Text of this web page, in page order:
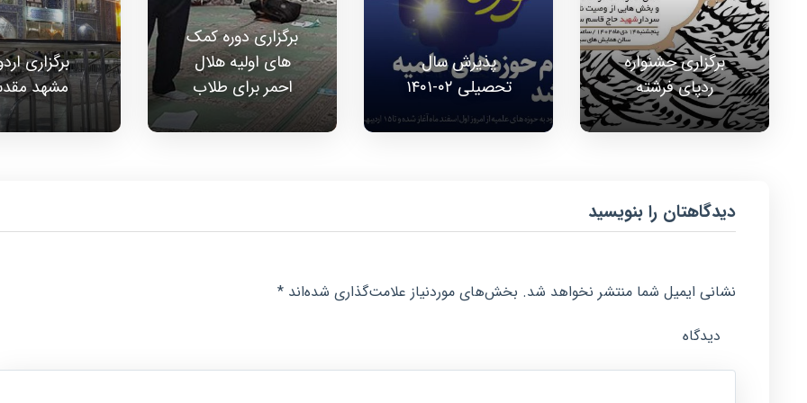
برگزاری جشنواره
ردپای فرشته
پذیرش سال
تحصیلی ۰۲-۱۴۰۱
برگزاری دوره کمک
های اولیه هلال
احمر برای طلاب
برگزاری
مشهد
دیدگاهتان را بنویسید
نشانی ایمیل شما منتشر نخواهد شد. بخش‌های موردنیاز علامت‌گذاری شده‌اند*
دیدگاه